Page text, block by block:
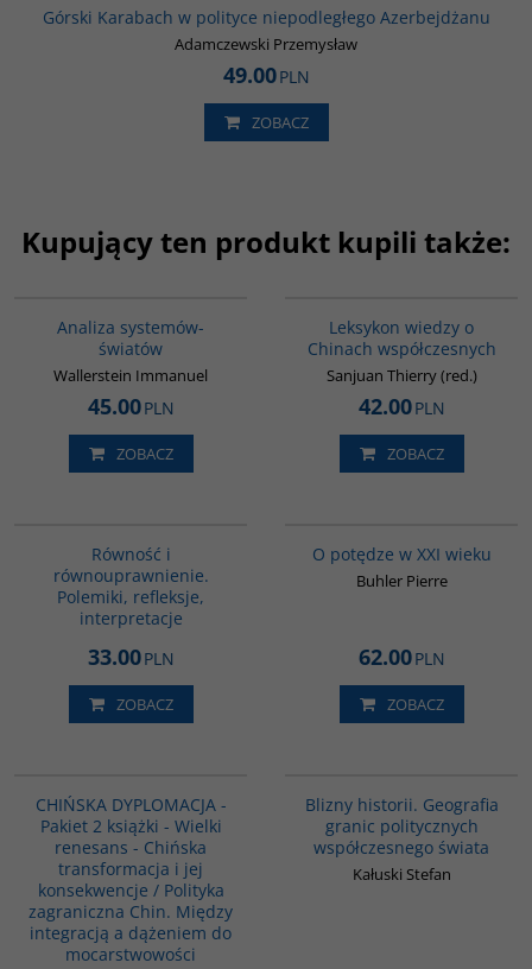
Górski Karabach w polityce niepodległego Azerbejdżanu
Adamczewski Przemysław
49.00PLN
ZOBACZ
Kupujący ten produkt kupili także:
Analiza systemów-
światów
Wallerstein Immanuel
45.00PLN
ZOBACZ
Leksykon wiedzy o
Chinach współczesnych
Sanjuan Thierry (red.)
42.00PLN
ZOBACZ
Równość i
równouprawnienie.
Polemiki, refleksje,
interpretacje
33.00PLN
ZOBACZ
O potędze w XXI wieku
Buhler Pierre
62.00PLN
ZOBACZ
CHIŃSKA DYPLOMACJA -
Pakiet 2 książki - Wielki
renesans - Chińska
transformacja i jej
konsekwencje / Polityka
zagraniczna Chin. Między
integracją a dążeniem do
mocarstwowości
Blizny historii. Geografia
granic politycznych
współczesnego świata
Kałuski Stefan